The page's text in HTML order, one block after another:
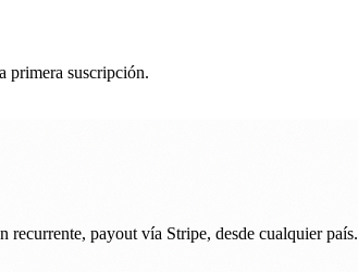
primera suscripción.
recurrente, payout vía Stripe, desde cualquier país.